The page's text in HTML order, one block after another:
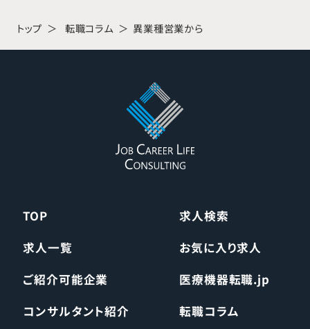
トップ 転職コラム 異業種営業から
TOP
求人検索
求人一覧
お気に入り求人
ご紹介可能企業
医療機器転職.jp
コンサルタント紹介
転職コラム